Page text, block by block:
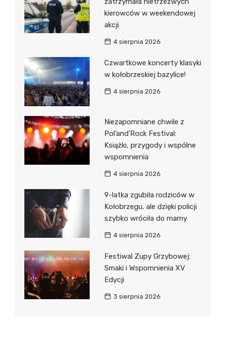
kierowców w weekendowej
akcji
4 sierpnia 2026
Czwartkowe koncerty klasyki
w kołobrzeskiej bazylice!
4 sierpnia 2026
Niezapomniane chwile z
Pol’and’Rock Festival:
Książki, przygody i wspólne
wspomnienia
4 sierpnia 2026
9-latka zgubiła rodziców w
Kołobrzegu, ale dzięki policji
szybko wróciła do mamy
4 sierpnia 2026
Festiwal Zupy Grzybowej:
Smaki i Wspomnienia XV
Edycji
3 sierpnia 2026